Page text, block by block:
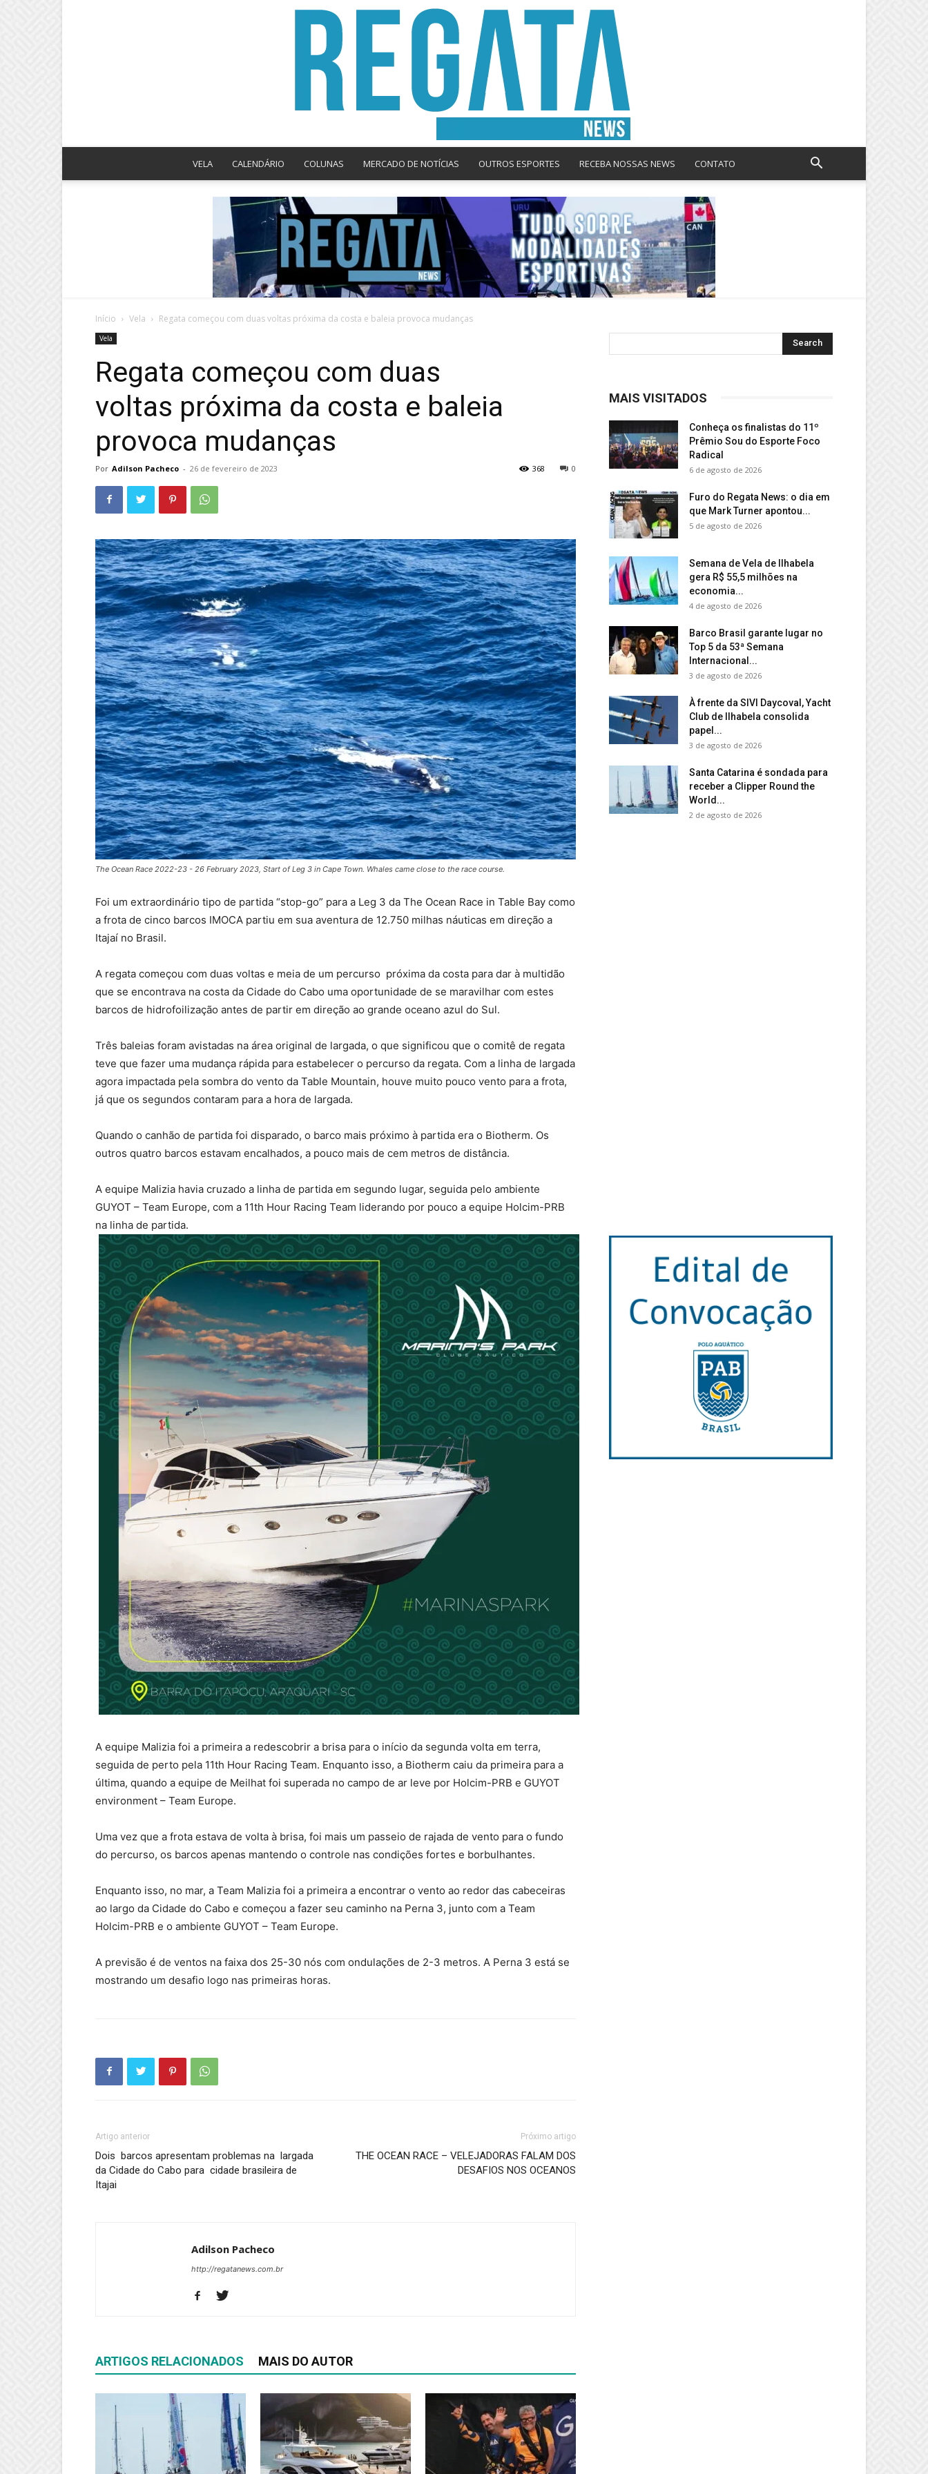
News
VELA CALENDÁRIO COLUNAS MERCADO DE NOTÍCIAS OUTROS ESPORTES RECEBA NOSSAS NEWS CONTATO
Início Vela Regata começou com duas voltas próxima da costa e baleia provoca mudanças
Vela
Regata começou com duas
voltas próxima da costa e baleia
provoca mudanças
Por Adilson Pacheco - 26 de fevereiro de 2023 0
368
The Ocean Race 2022-23 - 26 February 2023, Start of Leg 3 in Cape Town. Whales came close to the race course.
Foi um extraordinário tipo de partida “stop-go” para a Leg 3 da The Ocean Race in Table Bay como
a frota de cinco barcos IMOCA partiu em sua aventura de 12.750 milhas náuticas em direção a
Itajaí no Brasil.
A regata começou com duas voltas e meia de um percurso próxima da costa para dar à multidão
que se encontrava na costa da Cidade do Cabo uma oportunidade de se maravilhar com estes
barcos de hidrofoilização antes de partir em direção ao grande oceano azul do Sul.
Três baleias foram avistadas na área original de largada, o que significou que o comitê de regata
teve que fazer uma mudança rápida para estabelecer o percurso da regata. Com a linha de largada
agora impactada pela sombra do vento da Table Mountain, houve muito pouco vento para a frota,
já que os segundos contaram para a hora de largada.
Quando o canhão de partida foi disparado, o barco mais próximo à partida era o Biotherm. Os
outros quatro barcos estavam encalhados, a pouco mais de cem metros de distância.
A equipe Malizia havia cruzado a linha de partida em segundo lugar, seguida pelo ambiente
GUYOT – Team Europe, com a 11th Hour Racing Team liderando por pouco a equipe Holcim-PRB
na linha de partida.
A equipe Malizia foi a primeira a redescobrir a brisa para o início da segunda volta em terra,
seguida de perto pela 11th Hour Racing Team. Enquanto isso, a Biotherm caiu da primeira para a
última, quando a equipe de Meilhat foi superada no campo de ar leve por Holcim-PRB e GUYOT
environment – Team Europe.
Uma vez que a frota estava de volta à brisa, foi mais um passeio de rajada de vento para o fundo
do percurso, os barcos apenas mantendo o controle nas condições fortes e borbulhantes.
Enquanto isso, no mar, a Team Malizia foi a primeira a encontrar o vento ao redor das cabeceiras
ao largo da Cidade do Cabo e começou a fazer seu caminho na Perna 3, junto com a Team
Holcim-PRB e o ambiente GUYOT – Team Europe.
A previsão é de ventos na faixa dos 25-30 nós com ondulações de 2-3 metros. A Perna 3 está se
mostrando um desafio logo nas primeiras horas.
Artigo anterior
Dois barcos apresentam problemas na largada
da Cidade do Cabo para cidade brasileira de
Itajai
Próximo artigo
THE OCEAN RACE – VELEJADORAS FALAM DOS
DESAFIOS NOS OCEANOS
Adilson Pacheco
http://regatanews.com.br
ARTIGOS RELACIONADOS MAIS DO AUTOR
MAIS VISITADOS
Conheça os finalistas do 11º
Prêmio Sou do Esporte Foco
Radical
6 de agosto de 2026
Furo do Regata News: o dia em
que Mark Turner apontou...
5 de agosto de 2026
Semana de Vela de Ilhabela
gera R$ 55,5 milhões na
economia...
4 de agosto de 2026
Barco Brasil garante lugar no
Top 5 da 53ª Semana
Internacional...
3 de agosto de 2026
À frente da SIVI Daycoval, Yacht
Club de Ilhabela consolida
papel...
3 de agosto de 2026
Santa Catarina é sondada para
receber a Clipper Round the
World...
2 de agosto de 2026